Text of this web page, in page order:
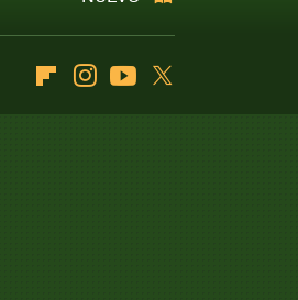
FlipboardInstagramYoutube